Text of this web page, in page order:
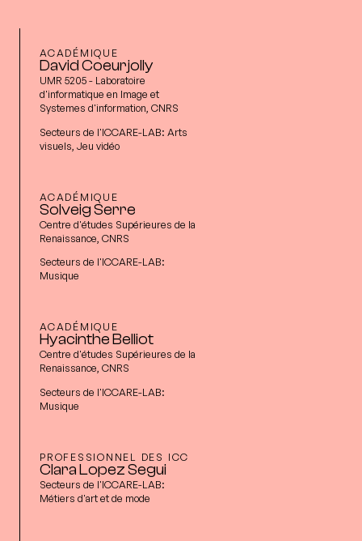
ACADÉMIQUE
David Coeurjolly
UMR 5205 - Laboratoire
d'informatique en Image et
Systemes d'information, CNRS
Secteurs de l'ICCARE-LAB: Arts
visuels, Jeu vidéo
ACADÉMIQUE
Solveig Serre
Centre d'études Supérieures de la
Renaissance, CNRS
Secteurs de l'ICCARE-LAB:
Musique
ACADÉMIQUE
Hyacinthe Belliot
Centre d'études Supérieures de la
Renaissance, CNRS
Secteurs de l'ICCARE-LAB:
Musique
PROFESSIONNEL DES ICC
Clara Lopez Segui
Secteurs de l'ICCARE-LAB:
Métiers d'art et de mode